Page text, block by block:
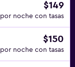
$149
por noche con tasas
$150
por noche con tasas